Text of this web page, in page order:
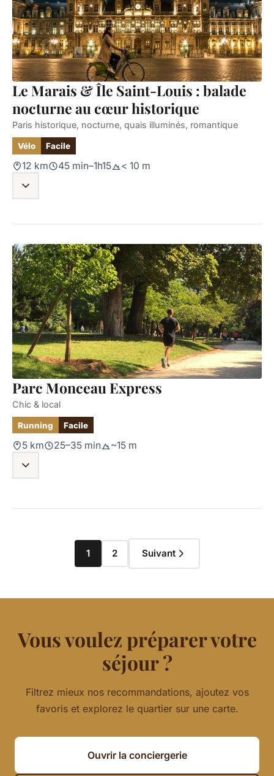
Le Marais & Île Saint-Louis : balade
nocturne au cœur historique
Paris historique, nocturne, quais illuminés, romantique
Vélo Facile
12 km 45 min–1h15 < 10 m
Parc Monceau Express
Chic & local
Running Facile
5 km 25–35 min ~15 m
1 2 Suivant
Vous voulez préparer votre
séjour ?
Filtrez mieux nos recommandations, ajoutez vos
favoris et explorez le quartier sur une carte.
Ouvrir la conciergerie